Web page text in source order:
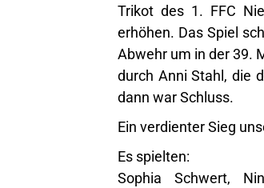
Trikot des 1. FFC
erhöhen. Das Spiel
Abwehr um in der 39.
durch Anni Stahl, die
dann war Schluss.
Ein verdienter Sieg
Es spielten:
Sophia Schwert,